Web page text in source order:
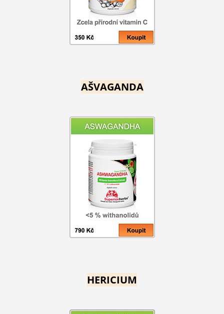
AŠVAGANDA
HERICIUM